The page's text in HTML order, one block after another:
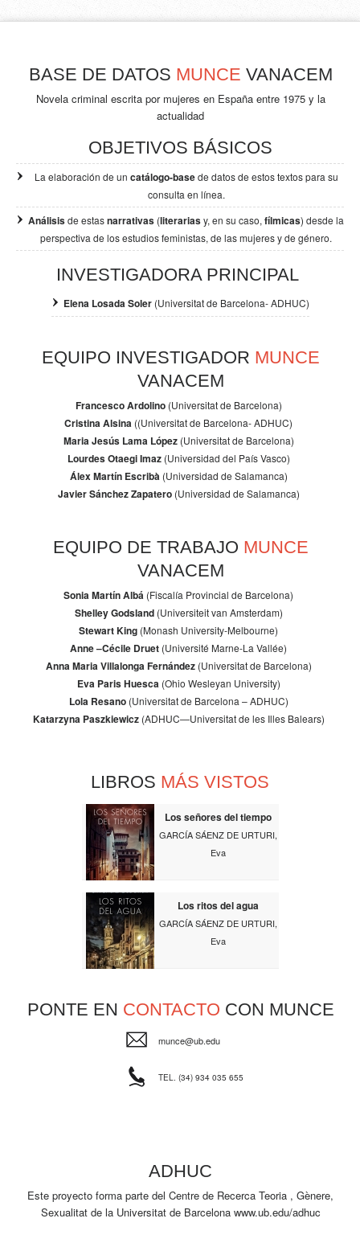
BASE DE DATOS MUNCE VANACEM
Novela criminal escrita por mujeres en España entre 1975 y la
actualidad
OBJETIVOS BÁSICOS
La elaboración de un catálogo-basede datos de estos textos para su
consulta en línea.
Análisisde estasnarrativas (literariasy, en su caso, fílmicas) desde la
perspectiva de losestudios feministas, de las mujeres y de género.
INVESTIGADORA PRINCIPAL
Elena Losada Soler (Universitat de Barcelona- ADHUC)
EQUIPO INVESTIGADOR MUNCE
VANACEM
Francesco Ardolino(Universitat de Barcelona)
Cristina Alsina ((Universitat de Barcelona- ADHUC)
Maria Jesús Lama López(Universitat de Barcelona)
Lourdes Otaegi Imaz(Universidad del País Vasco)
Álex Martín Escribà (Universidad de Salamanca)
Javier Sánchez Zapatero(Universidad de Salamanca)
EQUIPO DE TRABAJO MUNCE
VANACEM
Sonia Martín Albá (Fiscalía Provincial de Barcelona)
Shelley Godsland(Universiteit van Amsterdam)
Stewart King (Monash University-Melbourne)
Anne –Cécile Druet (Université Marne-La Vallée)
Anna Maria Villalonga Fernández(Universitat de Barcelona)
Eva Paris Huesca (Ohio Wesleyan University)
Lola Resano (Universitat de Barcelona – ADHUC)
Katarzyna Paszkiewicz(ADHUC—Universitat de les Illes Balears)
LIBROS MÁS VISTOS
Los señores del tiempo
GARCÍA SÁENZ DE URTURI,
Eva
Los ritos del agua
GARCÍA SÁENZ DE URTURI,
Eva
PONTE EN CONTACTO CON MUNCE
munce@ub.edu
TEL. (34) 934 035 655
ADHUC
Este proyecto forma parte del Centre de Recerca Teoria , Gènere,
Sexualitat de la Universitat de Barcelona www.ub.edu/adhuc